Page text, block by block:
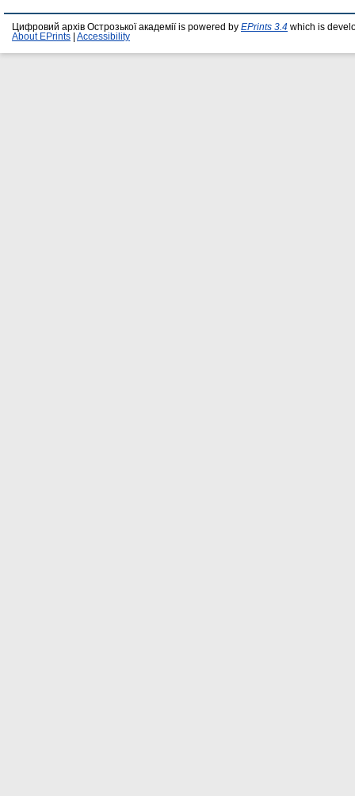
Цифровий архів Острозької академії is powered by EPrints 3.4 which is
About EPrints
Accessibility